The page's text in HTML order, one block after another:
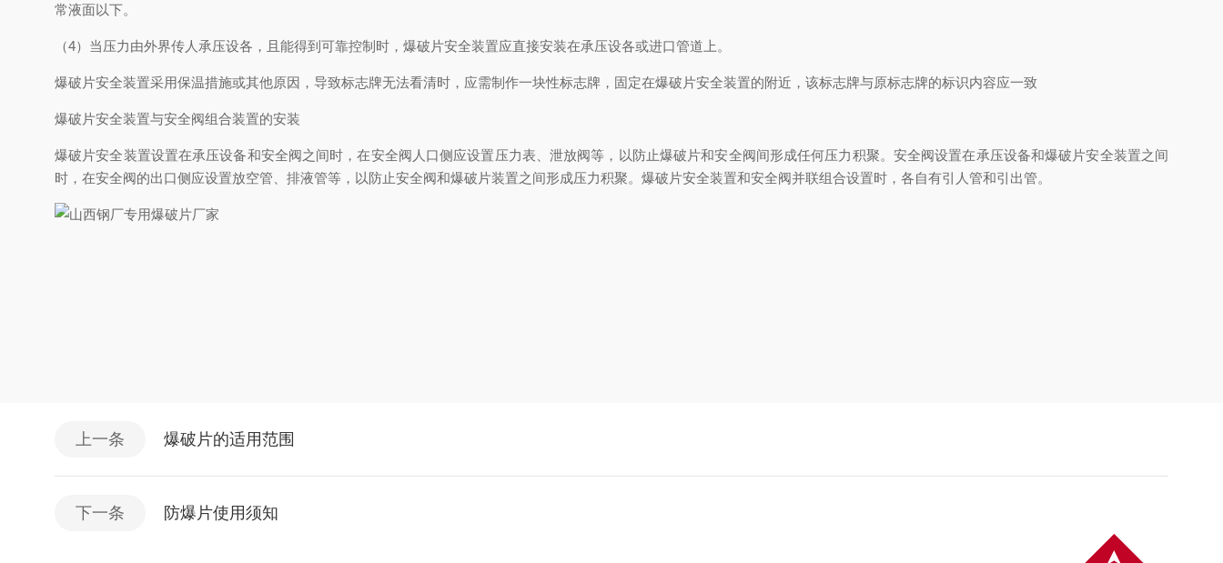
常液面以下。
（4）当压力由外界传人承压设各，且能得到可靠控制时，爆破片安全装置应直接安装在承压设各或进口管道上。
爆破片安全装置采用保温措施或其他原因，导致标志牌无法看清时，应需制作一块性标志牌，固定在爆破片安全装置的附近，该标志牌与原标志牌的标识内容应一致
爆破片安全装置与安全阀组合装置的安装
爆破片安全装置设置在承压设备和安全阀之间时，在安全阀人口侧应设置压力表、泄放阀等，以防止爆破片和安全阀间形成任何压力积聚。安全阀设置在承压设备和爆破片安全装置之间
时，在安全阀的出口侧应设置放空管、排液管等，以防止安全阀和爆破片装置之间形成压力积聚。爆破片安全装置和安全阀并联组合设置时，各自有引人管和引出管。
上一条 爆破片的适用范围
下一条 防爆片使用须知